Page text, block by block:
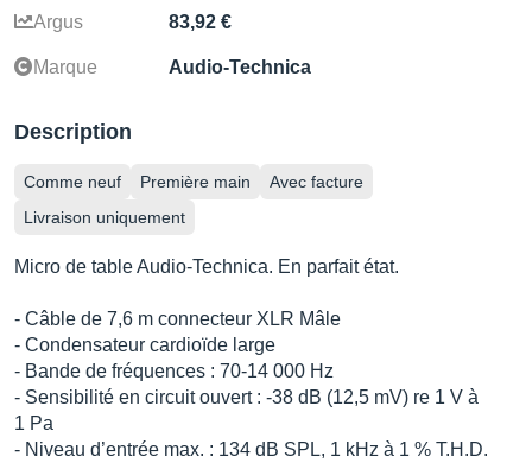
Argus 83,92 €
Marque Audio-Technica
Description
Comme neuf Première main
Avec facture
Livraison uniquement
Micro de table Audio-Technica. En parfait état.
- Câble de 7,6 m connecteur XLR Mâle
- Condensateur cardioïde large
- Bande de fréquences : 70-14 000 Hz
- Sensibilité en circuit ouvert : -38 dB (12,5 mV) re 1 V à
1 Pa
- Niveau d’entrée max. : 134 dB SPL, 1 kHz à 1 % T.H.D.